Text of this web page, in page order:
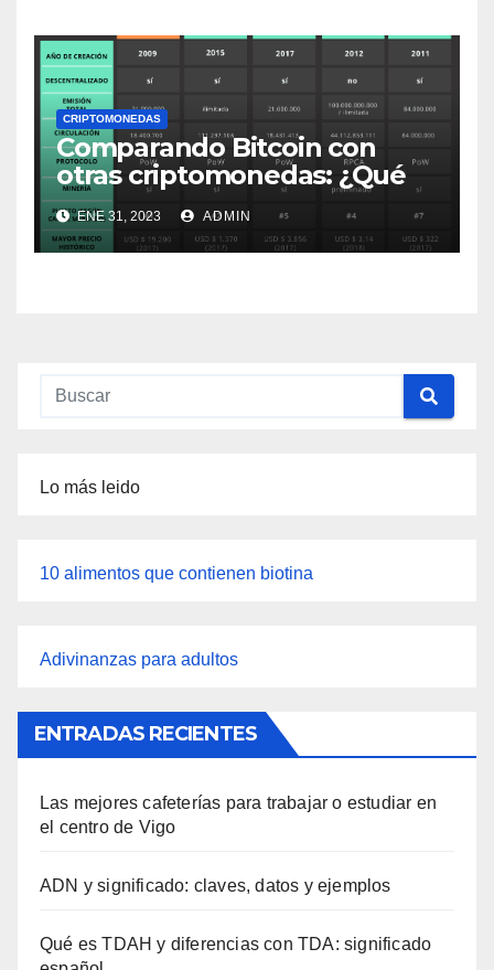
CRIPTOMONEDAS
Comparando Bitcoin con
otras criptomonedas: ¿Qué
los diferencia?
ENE 31, 2023 ADMIN
Lo más leido
10 alimentos que contienen biotina
Adivinanzas para adultos
ENTRADAS RECIENTES
Las mejores cafeterías para trabajar o estudiar en
el centro de Vigo
ADN y significado: claves, datos y ejemplos
Qué es TDAH y diferencias con TDA: significado